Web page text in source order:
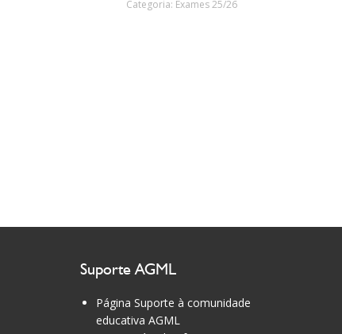
Categoria: Exames 25/26
Suporte AGML
Página Suporte à comunidade
educativa AGML